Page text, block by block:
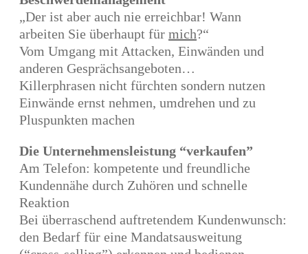
„Der ist aber auch nie erreichbar! Wann
arbeiten Sie überhaupt für mich?“
Vom Umgang mit Attacken, Einwänden und
anderen Gesprächsangeboten…
Killerphrasen nicht fürchten sondern nutzen
Einwände ernst nehmen, umdrehen und zu
Pluspunkten machen
Die Unternehmensleistung “verkaufen”
Am Telefon: kompetente und freundliche
Kundennähe durch Zuhören und schnelle
Reaktion
Bei überraschend auftretendem Kundenwunsch:
den Bedarf für eine Mandatsausweitung